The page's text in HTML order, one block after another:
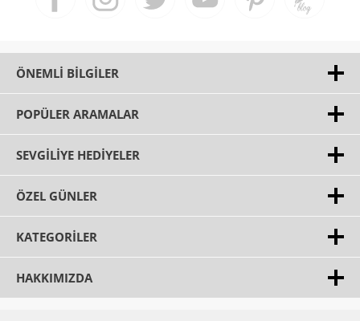
ÖNEMLI BILGILER
POPÜLER ARAMALAR
SEVGILIYE HEDIYELER
ÖZEL GÜNLER
KATEGORILER
HAKKIMIZDA